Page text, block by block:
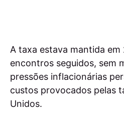
A taxa estava mantida em
encontros seguidos, sem
pressões inflacionárias
custos provocados pelas
Unidos.